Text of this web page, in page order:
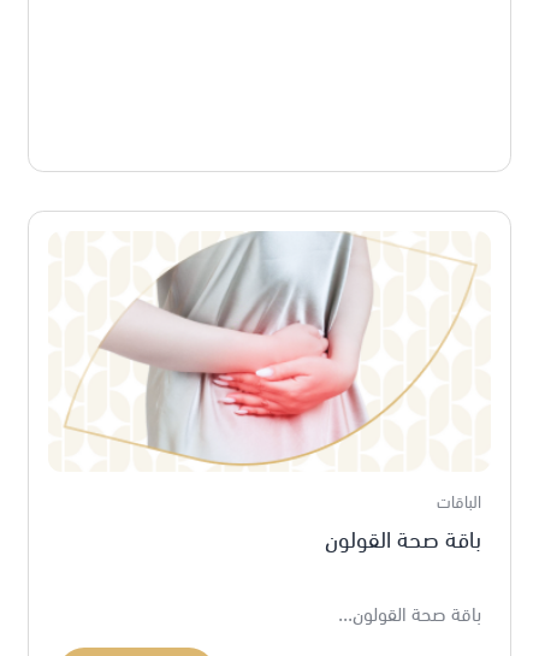
الباقات
باقة صحة القولون
باقة صحة القولون...